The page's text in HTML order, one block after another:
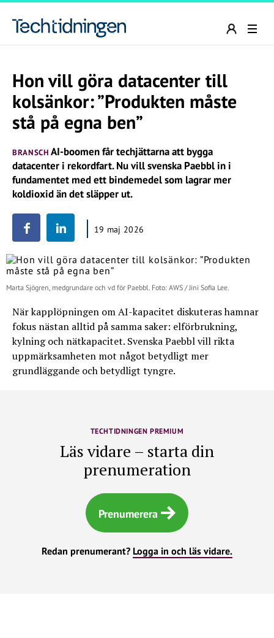
Hon vill göra datacenter till
kolsänkor: ”Produkten måste
stå på egna ben”
BRANSCH AI-boomen får techjättarna att bygga
datacenter i rekordfart. Nu vill svenska Paebbl in i
fundamentet med ett bindemedel som lagrar mer
koldioxid än det släpper ut.
19 maj 2026
Marta Sjögren, medgrundare och vd för Paebbl. Foto: AWS / Jini Sofia Lee.
När kapplöpningen om AI-kapacitet diskuteras hamnar
fokus nästan alltid på samma saker: elförbrukning,
kylning och nätkapacitet. Svenska Paebbl vill rikta
uppmärksamheten mot något betydligt mer
grundläggande och betydligt tyngre.
TECHTIDNINGEN PREMIUM
Läs vidare – starta din
prenumeration
Prenumerera
Redan prenumerant? Logga in och läs vidare.